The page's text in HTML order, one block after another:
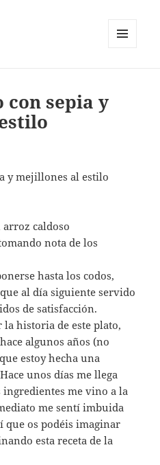
sepia y
arroz caldoso
nota de los
hasta los codos,
al día siguiente servido
de satisfacción.
historia de este plato,
algunos años (no
estoy hecha una
unos días me llega
ingredientes me vino a la
me sentí imbuida
que os podéis imaginar
esta receta de la